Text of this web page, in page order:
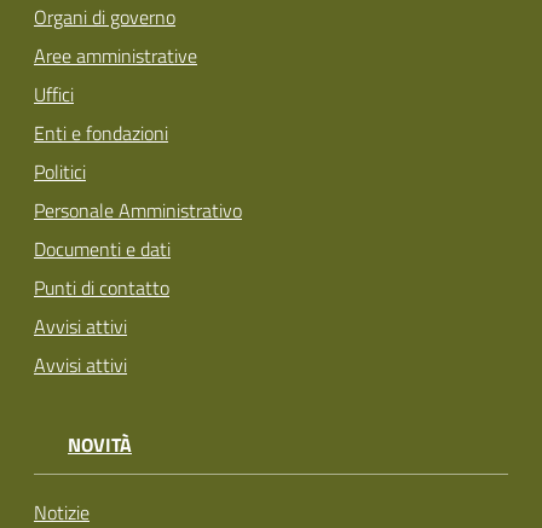
Organi di governo
Aree amministrative
Uffici
Enti e fondazioni
Politici
Personale Amministrativo
Documenti e dati
Punti di contatto
Avvisi attivi
Avvisi attivi
NOVITÀ
Notizie